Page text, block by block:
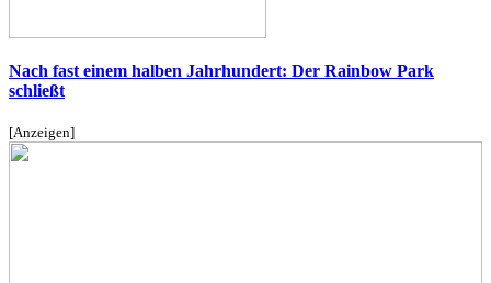
Nach fast einem halben Jahrhundert: Der Rainbow Park
schließt
[Anzeigen]